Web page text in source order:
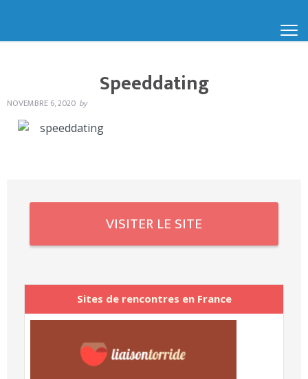
Speeddating
NOVEMBRE 6, 2020 by
VISITER LE SITE
Sites de rencontres en France